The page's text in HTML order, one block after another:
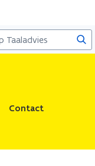
Contact